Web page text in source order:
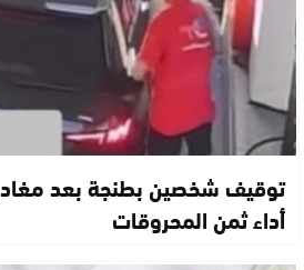
توقيف شخصين بطنجة بعد
أداء ثمن المحروقات